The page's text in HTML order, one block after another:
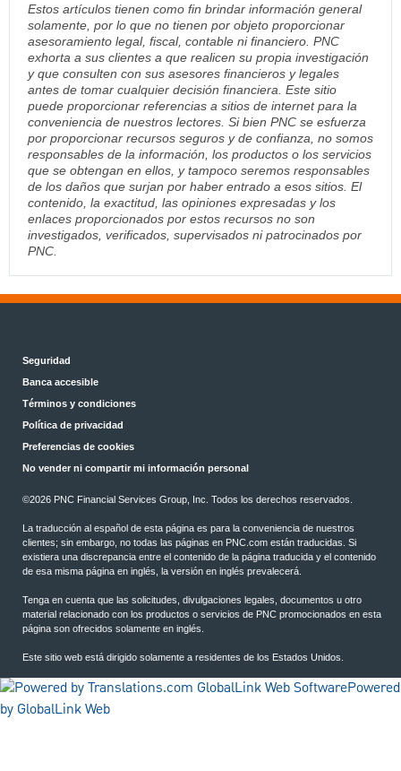
Estos artículos tienen como fin brindar información general
solamente, por lo que no tienen por objeto proporcionar
asesoramiento legal, fiscal, contable ni financiero. PNC
exhorta a sus clientes a que realicen su propia investigación
y que consulten con sus asesores financieros y legales
antes de tomar cualquier decisión financiera. Este sitio
puede proporcionar referencias a sitios de internet para la
conveniencia de nuestros lectores. Si bien PNC se esfuerza
por proporcionar recursos seguros y de confianza, no somos
responsables de la información, los productos o los servicios
que se obtengan en ellos, y tampoco seremos responsables
de los daños que surjan por haber entrado a esos sitios. El
contenido, la exactitud, las opiniones expresadas y los
enlaces proporcionados por estos recursos no son
investigados, verificados, supervisados ni patrocinados por
PNC.
Seguridad
Banca accesible
Términos y condiciones
Política de privacidad
Preferencias de cookies
No vender ni compartir mi información personal
©2026 PNC Financial Services Group, Inc. Todos los derechos reservados.
La traducción al español de esta página es para la conveniencia de nuestros
clientes; sin embargo, no todas las páginas en PNC.com están traducidas. Si
existiera una discrepancia entre el contenido de la página traducida y el contenido
de esa misma página en inglés, la versión en inglés prevalecerá.
Tenga en cuenta que las solicitudes, divulgaciones legales, documentos u otro
material relacionado con los productos o servicios de PNC promocionados en esta
página son ofrecidos solamente en inglés.
Este sitio web está dirigido solamente a residentes de los Estados Unidos.
Powered
by GlobalLink Web